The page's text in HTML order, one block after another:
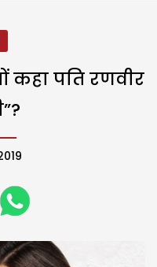
कहा पति रणवीर